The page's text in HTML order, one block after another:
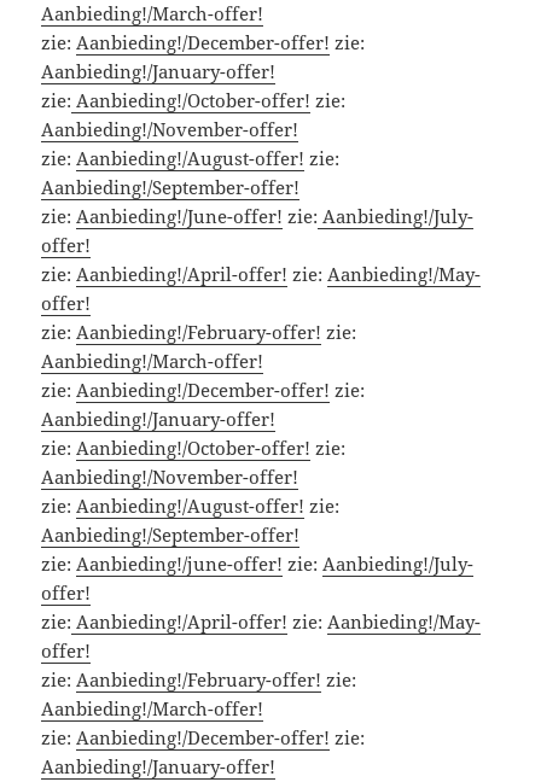
Aanbieding!/March-offer!
zie:Aanbieding!/December-offer! zie:
Aanbieding!/January-offer!
zie: Aanbieding!/October-offer! zie:
Aanbieding!/November-offer!
zie:Aanbieding!/August-offer! zie:
Aanbieding!/September-offer!
zie:Aanbieding!/June-offer! zie: Aanbieding!/July-
offer!
zie:Aanbieding!/April-offer! zie:Aanbieding!/May-
offer!
zie:Aanbieding!/February-offer! zie:
Aanbieding!/March-offer!
zie:Aanbieding!/December-offer! zie:
Aanbieding!/January-offer!
zie:Aanbieding!/October-offer! zie:
Aanbieding!/November-offer!
zie:Aanbieding!/August-offer! zie:
Aanbieding!/September-offer!
zie:Aanbieding!/june-offer! zie:Aanbieding!/July-
offer!
zie: Aanbieding!/April-offer! zie:Aanbieding!/May-
offer!
zie:Aanbieding!/February-offer! zie:
Aanbieding!/March-offer!
zie:Aanbieding!/December-offer! zie:
Aanbieding!/January-offer!